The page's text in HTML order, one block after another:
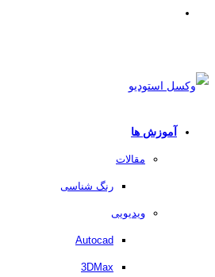
آموزش ها
مقالات
رنگ شناسی
ویدیویی
Autocad
3DMax